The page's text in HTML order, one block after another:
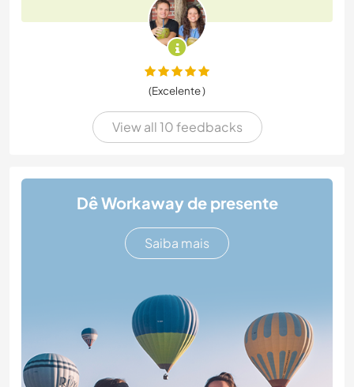
(Excelente )
View all 10 feedbacks
Dê Workaway de presente
Saiba mais